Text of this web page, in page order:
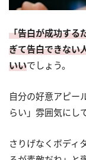
「告白が成功する
ぎて告白できない
いいでしょう。
自分の好意アピー
らい」雰囲気にし
さりげなくボデ